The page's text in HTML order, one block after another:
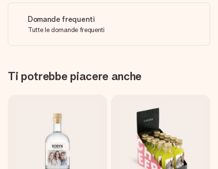
Domande frequenti
Tutte le domande frequenti
Ti potrebbe piacere anche